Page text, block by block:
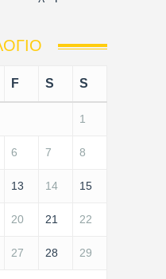
F S S
1
6 7 8
13 14 15
20 21 22
27 28 29